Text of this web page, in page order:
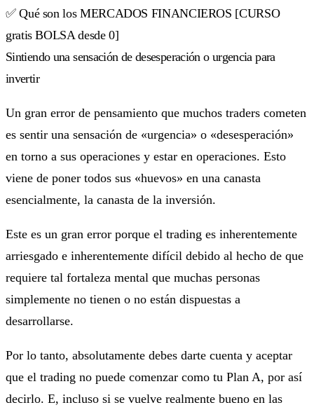
✅ Qué son los MERCADOS FINANCIEROS [CURSO
gratis BOLSA desde 0]
Sintiendo una sensación de desesperación o urgencia para
invertir
Un gran error de pensamiento que muchos traders cometen
es sentir una sensación de «urgencia» o «desesperación»
en torno a sus operaciones y estar en operaciones. Esto
viene de poner todos sus «huevos» en una canasta
esencialmente, la canasta de la inversión.
Este es un gran error porque el trading es inherentemente
arriesgado e inherentemente difícil debido al hecho de que
requiere tal fortaleza mental que muchas personas
simplemente no tienen o no están dispuestas a
desarrollarse.
Por lo tanto, absolutamente debes darte cuenta y aceptar
que el trading no puede comenzar como tu Plan A, por así
decirlo. E, incluso si se vuelve realmente bueno en las